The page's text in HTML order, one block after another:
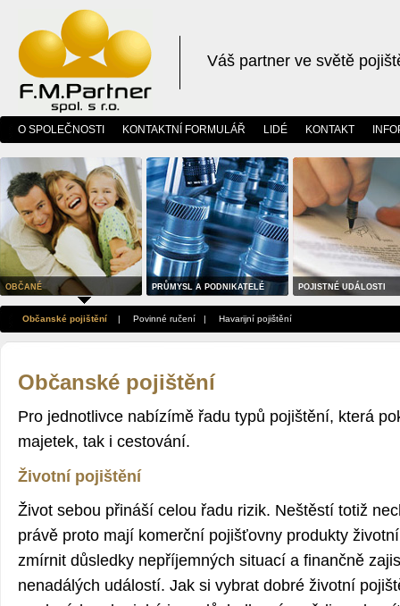
Váš partner ve světě
O SPOLEČNOSTI KONTAKTNÍ FORMULÁŘ LIDÉ KONTAKT
OBČANÉ PRŮMYSL A PODNIKATELÉ POJISTNÉ UDÁLOSTI
Občanské pojištění | Povinné ručení | Havarijní pojištění
Občanské pojištění
Pro jednotlivce nabízímě řadu typů pojištění, která
majetek, tak i cestování.
Životní pojištění
Život sebou přináší celou řadu rizik. Neštěstí totiž
právě proto mají komerční pojišťovny produkty
zmírnit důsledky nepříjemných situací a finančně
nenadálých událostí. Jak si vybrat dobré životní